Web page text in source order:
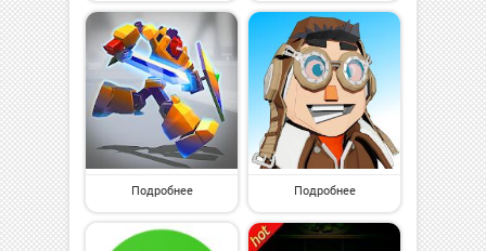
Подробнее Подробнее